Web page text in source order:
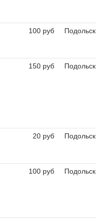
100 руб Подольск
150 руб Подольск
20 руб Подольск
100 руб Подольск